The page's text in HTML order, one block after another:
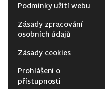
Podmínky užití webu
Zásady zpracování
osobních údajů
Zásady cookies
Prohlášení o
přístupnosti